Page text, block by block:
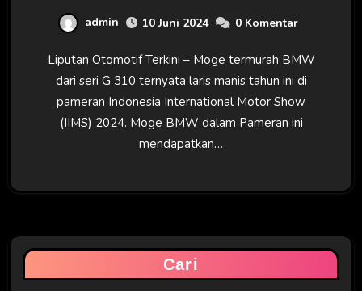
admin 10 Juni 2024 0 Komentar
Liputan Otomotif Terkini – Moge termurah BMW
dari seri G 310 ternyata laris manis tahun ini di
pameran Indonesia International Motor Show
(IIMS) 2024. Moge BMW dalam Pameran ini
mendapatkan…
Cari